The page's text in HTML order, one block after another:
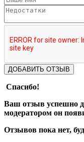
ДОБАВИТЬ ОТЗЫВ
Спасибо!
Ваш отзыв успешно
модератором он
Отзывов пока нет,